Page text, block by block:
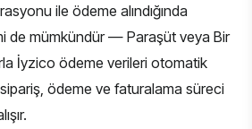
ile ödeme alındığında
de mümkündür — Paraşüt veya Bir
İyzico ödeme verileri otomatik
ödeme ve faturalama süreci